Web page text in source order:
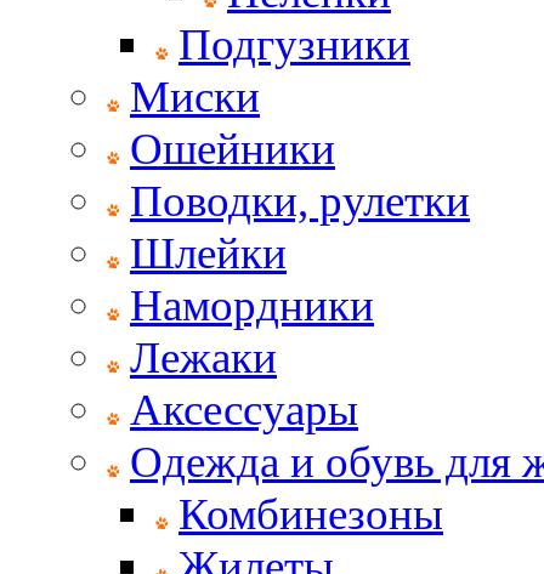
Подгузники
Миски
Ошейники
Поводки, рулетки
Шлейки
Намордники
Лежаки
Аксессуары
Одежда и обувь для
Комбинезоны